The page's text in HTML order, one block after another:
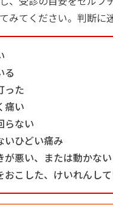
みてください。判断に
る
った
痛い
らない
いひどい痛み
が悪い、または動かない
おこした、けいれんし